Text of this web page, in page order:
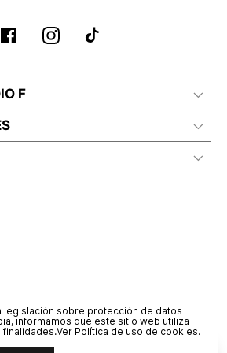
F
legislación sobre protección de datos
informamos que este sitio web utiliza
Ver Política de uso de cookies.